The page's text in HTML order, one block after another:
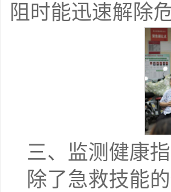
阻时能迅速解除
三、监测健康
除了急救技能